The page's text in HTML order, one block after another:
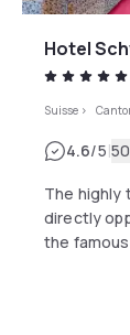
Hotel
Suisse >
4.6/5|
The highly
directly
the
exclusive
attractive